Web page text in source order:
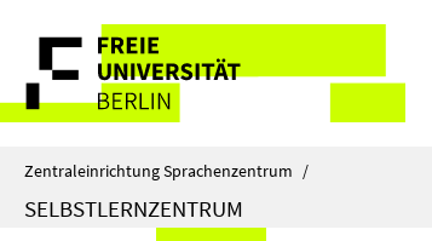
direkt
Inhalt
Service-
Navigation
Zentraleinrichtung Sprachenzentrum /
SELBSTLERNZENTRUM